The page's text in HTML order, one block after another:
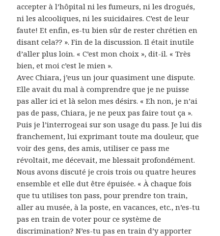
accepter à l’hôpital ni les fumeurs, ni les drogués,
ni les alcooliques, ni les suicidaires. C’est de leur
faute! Et enfin, es-tu bien sûr de rester chrétien en
disant cela?? ». Fin de la discussion. Il était inutile
d’aller plus loin. « C’est mon choix », dit-il. « Très
bien, et moi c’est le mien ».
Avec Chiara, j’eus un jour quasiment une dispute.
Elle avait du mal à comprendre que je ne puisse
pas aller ici et là selon mes désirs. « Eh non, je n’ai
pas de pass, Chiara, je ne peux pas faire tout ça ».
Puis je l’interrogeai sur son usage du pass. Je lui dis
franchement, lui exprimant toute ma douleur, que
voir des gens, des amis, utiliser ce pass me
révoltait, me décevait, me blessait profondément.
Nous avons discuté je crois trois ou quatre heures
ensemble et elle dut être épuisée. « À chaque fois
que tu utilises ton pass, pour prendre ton train,
aller au musée, à la poste, en vacances, etc., n’es-tu
pas en train de voter pour ce système de
discrimination? N’es-tu pas en train d’y apporter